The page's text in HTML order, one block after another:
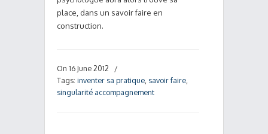
place, dans un savoir faire en
construction.
On 16 June 2012
/
Tags: inventer sa pratique savoir faire
singularité accompagnement